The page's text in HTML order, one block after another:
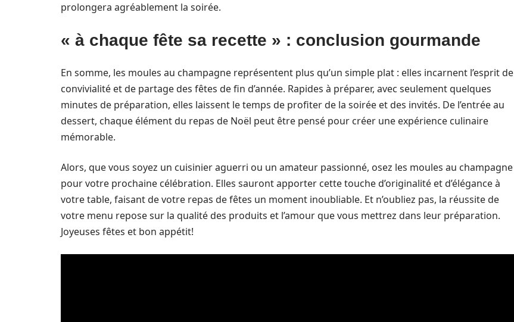
prolongera agréablement la soirée.
« à chaque fête sa recette » : conclusion gourmande
En somme, les moules au champagne représentent plus qu’un simple plat : elles incarnent l’esprit de
convivialité et de partage des fêtes de fin d’année. Rapides à préparer, avec seulement quelques
minutes de préparation, elles laissent le temps de profiter de la soirée et des invités. De l’entrée au
dessert, chaque élément du repas de Noël peut être pensé pour créer une expérience culinaire
mémorable.
Alors, que vous soyez un cuisinier aguerri ou un amateur passionné, osez les moules au champagne
pour votre prochaine célébration. Elles sauront apporter cette touche d’originalité et d’élégance à
votre table, faisant de votre repas de fêtes un moment inoubliable. Et n’oubliez pas, la réussite de
votre menu repose sur la qualité des produits et l’amour que vous mettrez dans leur préparation.
Joyeuses fêtes et bon appétit!